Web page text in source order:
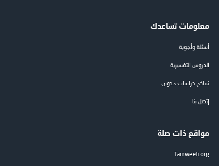
معلومات تساعدك
أسئلة وأجوبة
الدروس التفسيرية
نماذج دراسات جدوى
إتصل بنا
مواقع ذات صلة
Tamweeli.org